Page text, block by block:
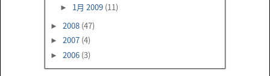
► 1月 2009 (11)
► 2008 (47)
► 2007 (4)
► 2006 (3)